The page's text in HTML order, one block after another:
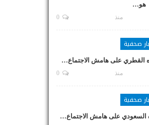
هو…
منذ
صحفية
القطري على هامش الاجتماع…
منذ
صحفية
السعودي على هامش الاجتماع…